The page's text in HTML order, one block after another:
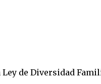
de Diversidad